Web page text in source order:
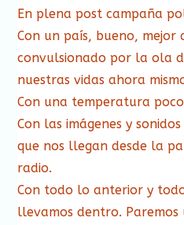
En plena post campaña
Con un país, bueno, mejor
convulsionado por la ola
nuestras vidas ahora
Con una temperatura
Con las imágenes y
que nos llegan desde la
radio.
Con todo lo anterior y
llevamos dentro. Paremos